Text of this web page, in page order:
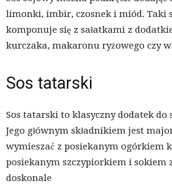
limonki, imbir, czosnek i miód. Taki
komponuje się z sałatkami z
kurczaka, makaronu ryżowego czy
Sos tatarski
Sos tatarski to klasyczny dodatek do
Jego głównym składnikiem jest
wymieszać z posiekanym ogórkiem
posiekanym szczypiorkiem i sokiem
doskonale